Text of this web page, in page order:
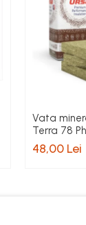
Vata
Terra 78
mm
48,00 Lei